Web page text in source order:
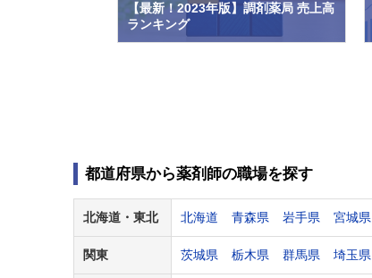
【最新！2023年版】調剤薬局 売上高
ランキング
都道府県から薬剤師の職場を探す
北海道・ 東北 北海道 青森県 岩手県 宮城県
関東 茨城県 栃木県 群馬県 埼玉県